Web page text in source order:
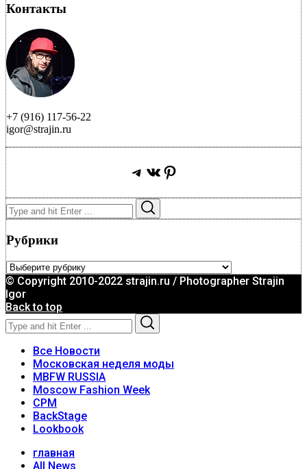
Контакты
+7 (916) 117-56-22
igor@strajin.ru
Telegram
ВКонтакте
Pinterest
Search
for:
Рубрики
Рубрики
© Copyright 2010-2022 strajin.ru / Photographer Strajin
Igor
Back to top
Search
for:
Все Новости
Московская неделя моды
MBFW RUSSIA
Moscow Fashion Week
CPM
BackStage
Lookbook
главная
All News